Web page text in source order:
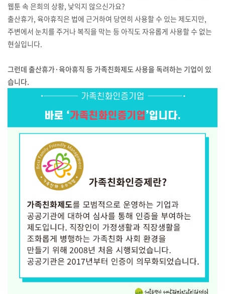
웹툰 속 은희의 상황, 낯익지 않으신가요?
출산휴가, 육아휴직은 법에 근거하여 당연히 사용할 수 있는 제도지만,
주변에서 눈치를 주거나 복직을 막는 등 아직도 자유롭게 사용할 수 없는
현실입니다.
그런데 출산휴가·육아휴직 등 가족친화제도 사용을 독려하는 기업이 있
습니다.